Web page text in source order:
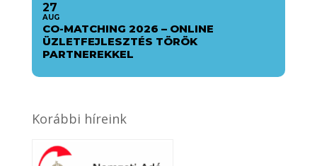
27
AUG
CO-MATCHING 2026 – ONLINE
ÜZLETFEJLESZTÉS TÖRÖK
PARTNEREKKEL
Korábbi híreink